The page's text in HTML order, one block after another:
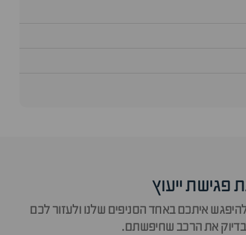
פגישת ייעוץ
איתכם באחד הסניפים שלנו ולעזור לכם
את הרכב שחיפשתם.